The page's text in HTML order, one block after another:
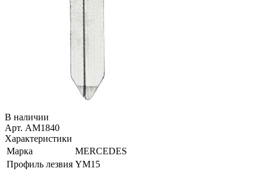
В наличии
Арт. AM1840
Характеристики
Марка
MERCEDES
Профиль лезвия YM15